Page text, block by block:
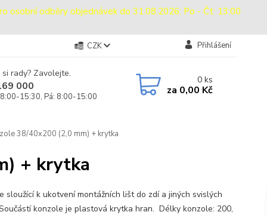
osobní odběry objednávek do 31.08.2026: Po - Čt: 13:00
CZK Přihlášení
rady? Zavolejte.
000
15:30, Pá: 8:00-15:00
0ks
za 0,00 Kč
38/40x200 (2,0 mm) + krytka
+ krytka
sloužící k ukotvení montážních lišt do zdí a jiných svislých
konzole je plastová krytka hran. Délky konzole: 200,